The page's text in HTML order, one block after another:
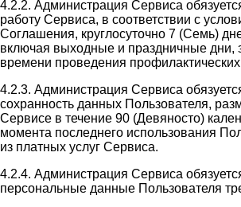
4.2.2. Администрация Сервиса
работу Сервиса, в соответствии с
Соглашения, круглосуточно 7 (Семь)
включая выходные и праздничные дни,
времени проведения профилактических
4.2.3. Администрация Сервиса
сохранность данных Пользователя,
Сервисе в течение 90 (Девяносто)
момента последнего использования
из платных услуг Сервиса.
4.2.4. Администрация Сервиса
персональные данные Пользователя